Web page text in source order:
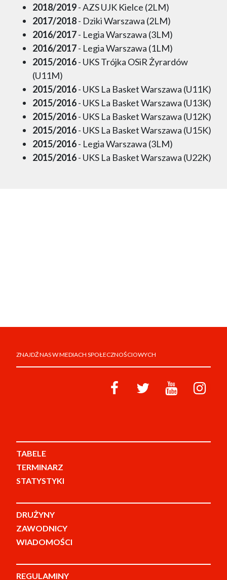
2018/2019- AZS UJK Kielce (2LM)
2017/2018- Dziki Warszawa (2LM)
2016/2017- Legia Warszawa (3LM)
2016/2017- Legia Warszawa (1LM)
2015/2016- UKS Trójka OSiR Żyrardów
(U11M)
2015/2016- UKS La Basket Warszawa (U11K)
2015/2016- UKS La Basket Warszawa (U13K)
2015/2016- UKS La Basket Warszawa (U12K)
2015/2016- UKS La Basket Warszawa (U15K)
2015/2016- Legia Warszawa (3LM)
2015/2016- UKS La Basket Warszawa (U22K)
ZNAJDŹ NAS W MEDIACH SPOŁECZNOŚCIOWYCH
TABELE
TERMINARZ
STATYSTYKI
DRUŻYNY
ZAWODNICY
WIADOMOŚCI
REGULAMINY